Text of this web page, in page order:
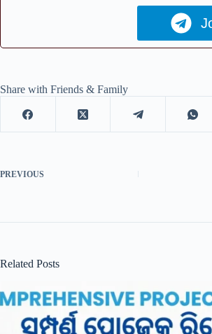
Share with Friends & Family
PREVIOUS
Related Posts